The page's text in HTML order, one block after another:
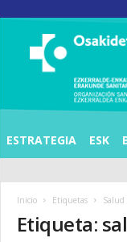
A
ESTRATEGIA ESK
Inicio Etiquetas Salud
Etiqueta: